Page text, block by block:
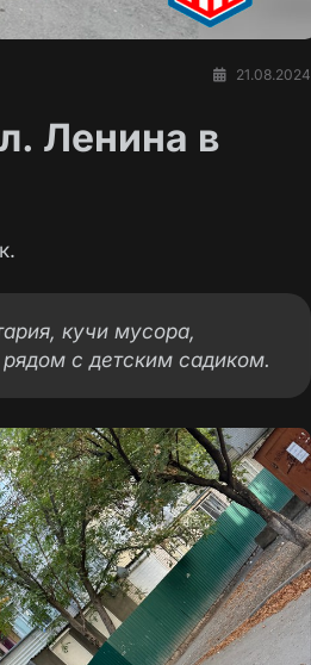
21.08.2024
Ленина в
кучи мусора,
с детским садиком.